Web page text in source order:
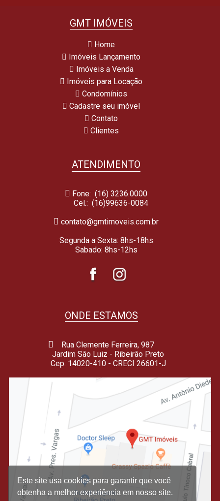
Este site usa cookies para garantir que você
obtenha a melhor experiência em nosso site.
GMT IMÓVEIS
Home
Imóveis Lançamento
Imóveis a Venda
Imóveis para Locação
Condomínios
Cadastre seu imóvel
Contato
Clientes
ATENDIMENTO
Fone: (16) 3236.0000
Cel.:(16)99636-0084
contato@gmtimoveis.com.br
Segunda a Sexta: 8hs-18hs
Sabado: 8hs-12hs
ONDE ESTAMOS
Rua Clemente Ferreira, 987
Jardim São Luiz - Ribeirão Preto
Cep: 14020-410 - CRECI 26601-J